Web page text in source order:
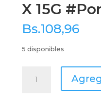
X 15G
Bs.108,96
5 disponibles
0.1%